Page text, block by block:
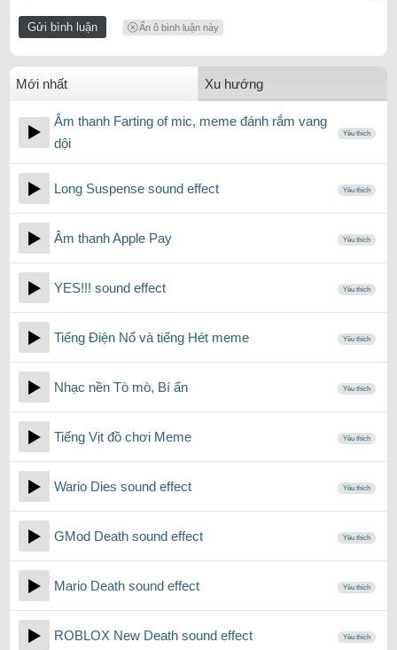
Ẩn ô bình luận này
Mới nhất Xu hướng
Âm thanh Farting of mic, meme đánh rắm vang
dội
Yêu thích
Long Suspense sound effect Yêu thích
Âm thanh Apple Pay Yêu thích
YES!!! sound effect Yêu thích
Tiếng Điện Nổ và tiếng Hét meme Yêu thích
Nhạc nền Tò mò, Bí ẩn Yêu thích
Tiếng Vịt đồ chơi Meme Yêu thích
Wario Dies sound effect Yêu thích
GMod Death sound effect Yêu thích
Mario Death sound effect Yêu thích
ROBLOX New Death sound effect Yêu thích